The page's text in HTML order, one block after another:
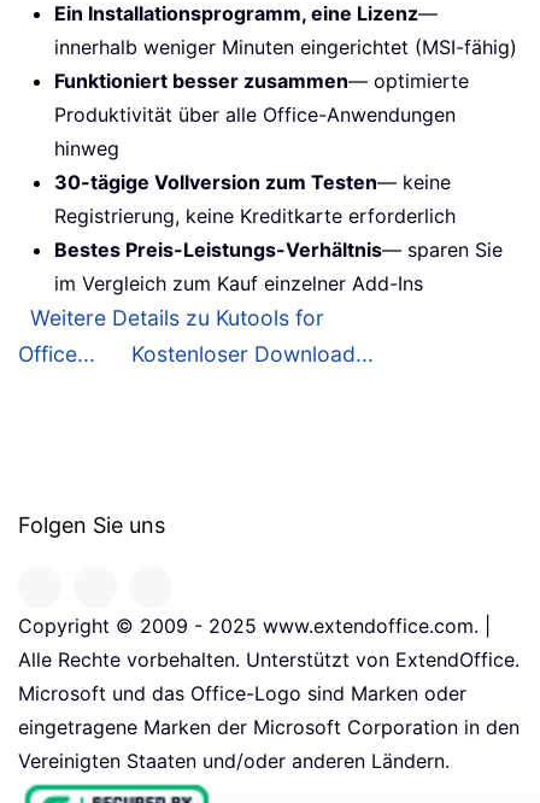
Ein Installationsprogramm, eine Lizenz—
innerhalb weniger Minuten eingerichtet (MSI-fähig)
Funktioniert besser zusammen— optimierte
Produktivität über alle Office-Anwendungen
hinweg
30-tägige Vollversion zum Testen— keine
Registrierung, keine Kreditkarte erforderlich
Bestes Preis-Leistungs-Verhältnis— sparen Sie
im Vergleich zum Kauf einzelner Add-Ins
Weitere Details zu Kutools for
Office...
Kostenloser Download...
Folgen Sie uns
Copyright © 2009 - 2025 www.extendoffice.com. |
Alle Rechte vorbehalten. Unterstützt von ExtendOffice.
Microsoft und das Office-Logo sind Marken oder
eingetragene Marken der Microsoft Corporation in den
Vereinigten Staaten und/oder anderen Ländern.